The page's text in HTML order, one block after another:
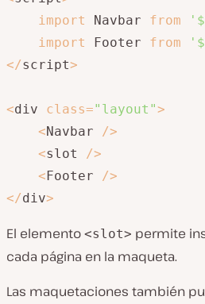
import
Navbar from
import
Footer from
</script>
<div class="layout">
<Navbar />
<slot />
<Footer />
</div>
El elemento <slot> permite
cada página en la maqueta.
Las maquetaciones también